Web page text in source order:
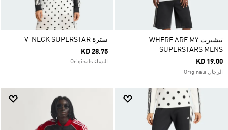
تيشيرت WHERE ARE MY
SUPERSTARS MENS
KD 19.00
الرجال Originals
سترة V-NECK SUPERSTAR
KD 28.75
النساء Originals